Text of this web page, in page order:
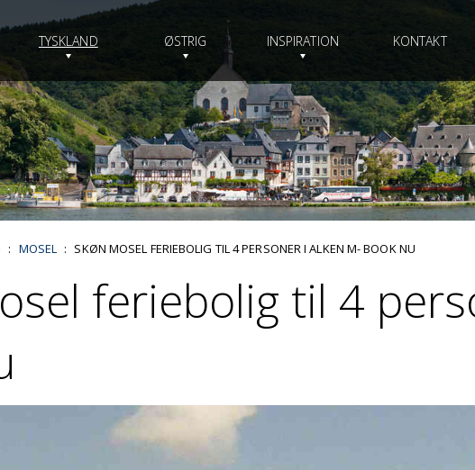
TYSKLAND ØSTRIG INSPIRATION KONTAKT
: MOSEL : SKØN MOSEL FERIEBOLIG TIL 4 PERSONER I ALKEN M- BOOK NU
feriebolig til 4